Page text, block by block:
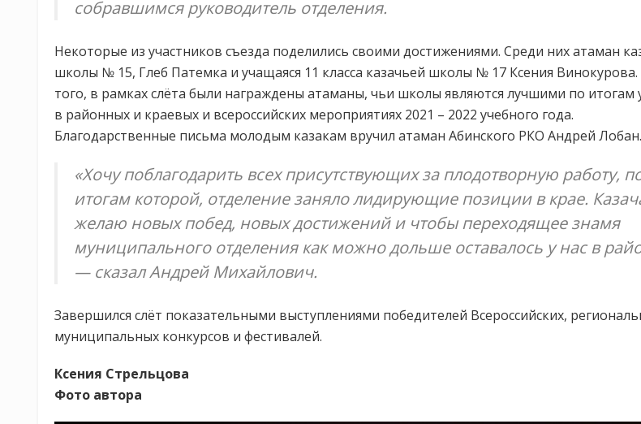
собравшимся руководитель отделения.
Некоторые из участников съезда поделились своими достижениями. Среди них атаман
школы № 15, Глеб Патемка и учащаяся 11 класса казачьей школы № 17 Ксения
того, в рамках слёта были награждены атаманы, чьи школы являются лучшими по итогам
в районных и краевых и всероссийских мероприятиях 2021 – 2022 учебного года.
Благодарственные письма молодым казакам вручил атаман Абинского РКО Андрей Лобан.
«Хочу поблагодарить всех присутствующих за плодотворную работу,
итогам которой, отделение заняло лидирующие позиции в крае.
желаю новых побед, новых достижений и чтобы переходящее знамя
муниципального отделения как можно дольше оставалось у нас в
— сказал Андрей Михайлович.
Завершился слёт показательными выступлениями победителей Всероссийских,
муниципальных конкурсов и фестивалей.
Ксения Стрельцова
Фото автора